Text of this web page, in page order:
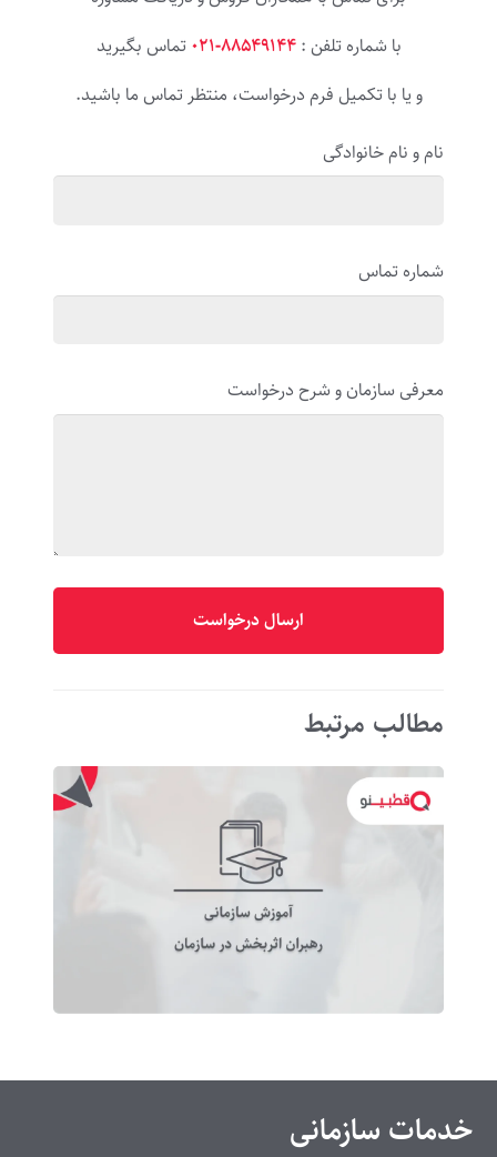
با شماره تلفن :۸۸۵۴۹۱۴۴-۰۲۱
تماس بگیرید
و یا با تکمیل فرم درخواست، منتظر تماس ما باشید.
نام و نام خانوادگی
شماره تماس
معرفی سازمان و شرح درخواست
مطالب مرتبط
خدمات سازمانی